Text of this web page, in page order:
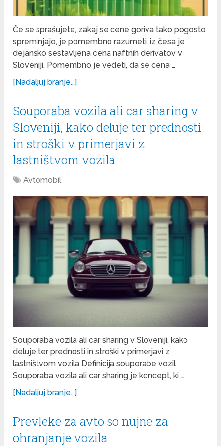
Če se sprašujete, zakaj se cene goriva tako pogosto
spreminjajo, je pomembno razumeti, iz česa je
dejansko sestavljena cena naftnih derivatov v
Sloveniji. Pomembno je vedeti, da se cena …
[Nadaljuj branje...]
Souporaba vozila ali car sharing v
Sloveniji, kako deluje ter prednosti
in stroški v primerjavi z
lastništvom vozila
Avtomobil
Souporaba vozila ali car sharing v Sloveniji, kako
deluje ter prednosti in stroški v primerjavi z
lastništvom vozila Definicija souporabe vozil
Souporaba vozila ali car sharing je koncept, ki …
[Nadaljuj branje...]
Prevleke za avto so nujne za
ohranjanje vozila